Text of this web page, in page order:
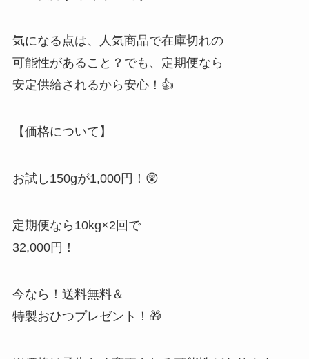
気になる点は、人気商品で在庫切れの
可能性があること？でも、定期便なら
安定供給されるから安心！👍
【価格について】
お試し150gが1,000円！😲
定期便なら10kg×2回で
32,000円！
今なら！送料無料＆
特製おひつプレゼント！🎁